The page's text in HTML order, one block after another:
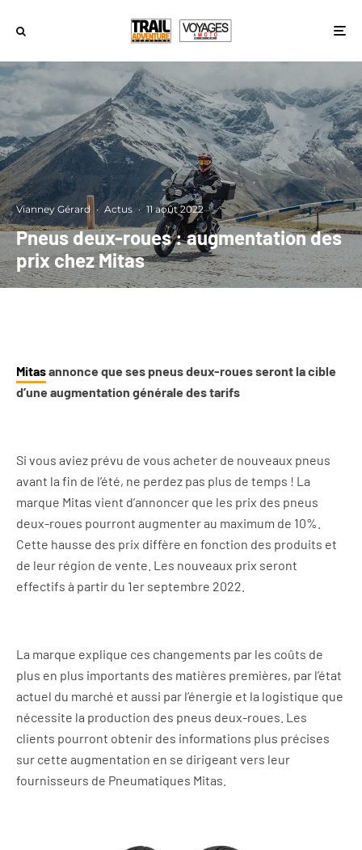
Vianney Gérard · Actus · 11 août 2022
Pneus deux-roues : augmentation des
prix chez Mitas
Mitasannonce que ses pneus deux-roues seront la cible
d’une augmentation générale des tarifs
Si vous aviez prévu de vous acheter de nouveaux pneus
avant la fin de l’été, ne perdez pas plus de temps ! La
marque Mitas vient d’annoncer que les prix des pneus
deux-roues pourront augmenter au maximum de 10%.
Cette hausse des prix diffère en fonction des produits et
de leur région de vente. Les nouveaux prix seront
effectifs à partir du 1er septembre 2022.
La marque explique ces changements par les coûts de
plus en plus importants des matières premières, par l’état
actuel du marché et aussi par l’énergie et la logistique que
nécessite la production des pneus deux-roues. Les
clients pourront obtenir des informations plus précises
sur cette augmentation en se dirigeant vers leur
fournisseurs de Pneumatiques Mitas.